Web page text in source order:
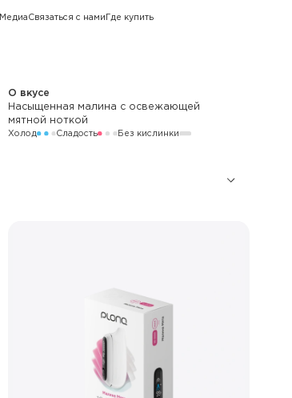
Медиа Связаться с нами Где купить
О вкусе
Насыщенная малина с освежающей
мятной ноткой
Холод Сладость Без кислинки
Стандартный / Буст